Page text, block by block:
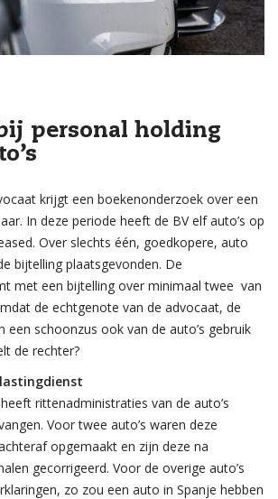
personal holding
krijgt een boekenonderzoek over een
In deze periode heeft de BV elf auto’s op
Over slechts één, goedkopere, auto
bijtelling plaatsgevonden. De
met een bijtelling over minimaal twee van
de echtgenote van de advocaat, de
een schoonzus ook van de auto’s gebruik
de rechter?
rittenadministraties van de auto’s
Voor twee auto’s waren deze
opgemaakt en zijn deze na
gecorrigeerd. Voor de overige auto’s
zo zou een auto in Spanje hebben